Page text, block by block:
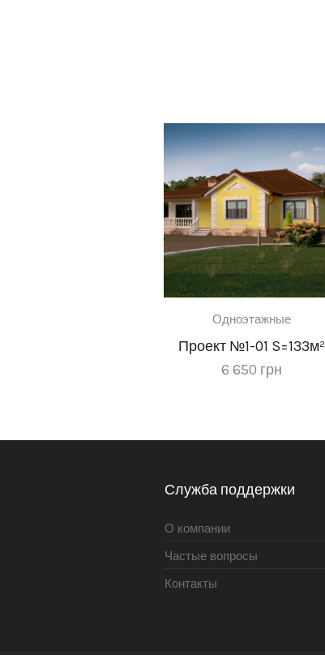
Одноэтажные
Проект №1-01 S=133м²
6 650 грн
Служба поддержки
О компании
Частые вопросы
Контакты